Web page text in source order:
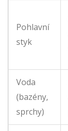
Pohlavní
styk
Voda
(bazény,
sprchy)